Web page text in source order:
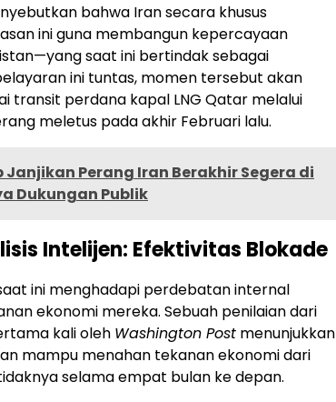
bahwa Iran secara khusus
ini guna membangun kepercayaan
saat ini bertindak sebagai
ini tuntas, momen tersebut akan
transit perdana kapal LNG Qatar melalui
meletus pada akhir Februari lalu.
Janjikan Perang Iran Berakhir Segera di
Dukungan Publik
Intelijen: Efektivitas Blokade
ini menghadapi perdebatan internal
ekonomi mereka. Sebuah penilaian dari
kali oleh Washington Post menunjukkan
mampu menahan tekanan ekonomi dari
selama empat bulan ke depan.